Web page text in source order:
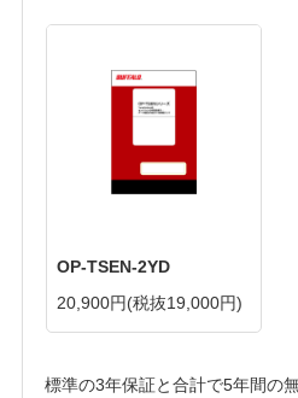
OP-TSEN-2YD
20,900円(税抜19,000円)
標準の3年保証と合計で5年間の